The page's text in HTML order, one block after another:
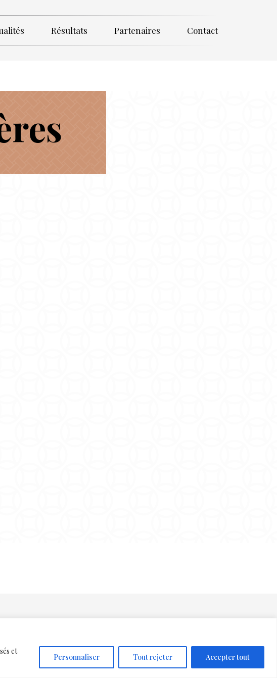
et
Personnaliser Tout rejeter Accepter tout
Résultats Partenaires Contact